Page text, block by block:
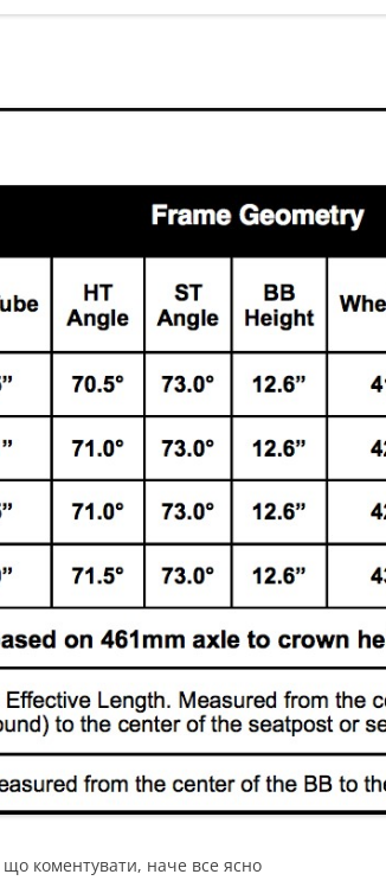
коментувати, наче все ясно